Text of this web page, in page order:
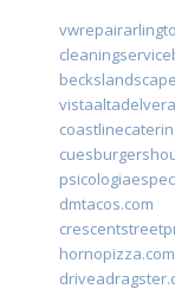
dmtacos.com
hornopizza.com